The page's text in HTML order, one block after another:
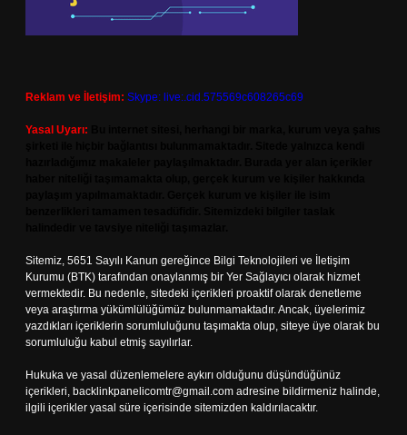
Reklam ve İletişim: Skype: live:.cid.575569c608265c69
Yasal Uyarı:
Sitemiz, 5651 Sayılı Kanun gereğince Bilgi Teknolojileri ve İletişim
Kurumu (BTK) tarafından onaylanmış bir Yer Sağlayıcı olarak hizmet
vermektedir. Bu nedenle, sitedeki içerikleri proaktif olarak denetleme
veya araştırma yükümlülüğümüz bulunmamaktadır. Ancak, üyelerimiz
yazdıkları içeriklerin sorumluluğunu taşımakta olup, siteye üye olarak bu
sorumluluğu kabul etmiş sayılırlar.
Hukuka ve yasal düzenlemelere aykırı olduğunu düşündüğünüz
içerikleri, backlinkpanelicomtr@gmail.com adresine bildirmeniz halinde,
ilgili içerikler yasal süre içerisinde sitemizden kaldırılacaktır.